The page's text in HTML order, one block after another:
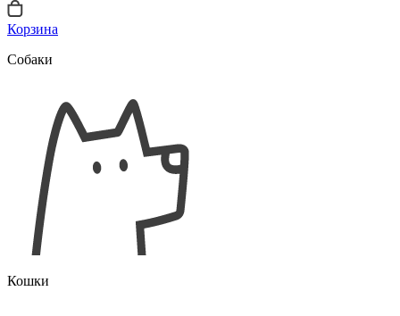
Корзина
Собаки
Кошки